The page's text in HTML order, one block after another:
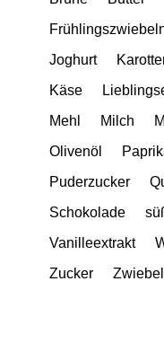
Joghurt
Käse
Mehl
Milch
Olivenöl
Puderzucker
Schokolade
Vanilleextrakt
Zucker